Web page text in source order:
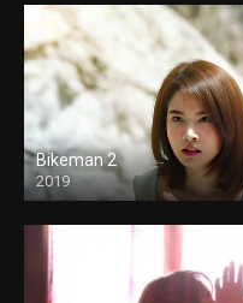
Bikeman 2
2019